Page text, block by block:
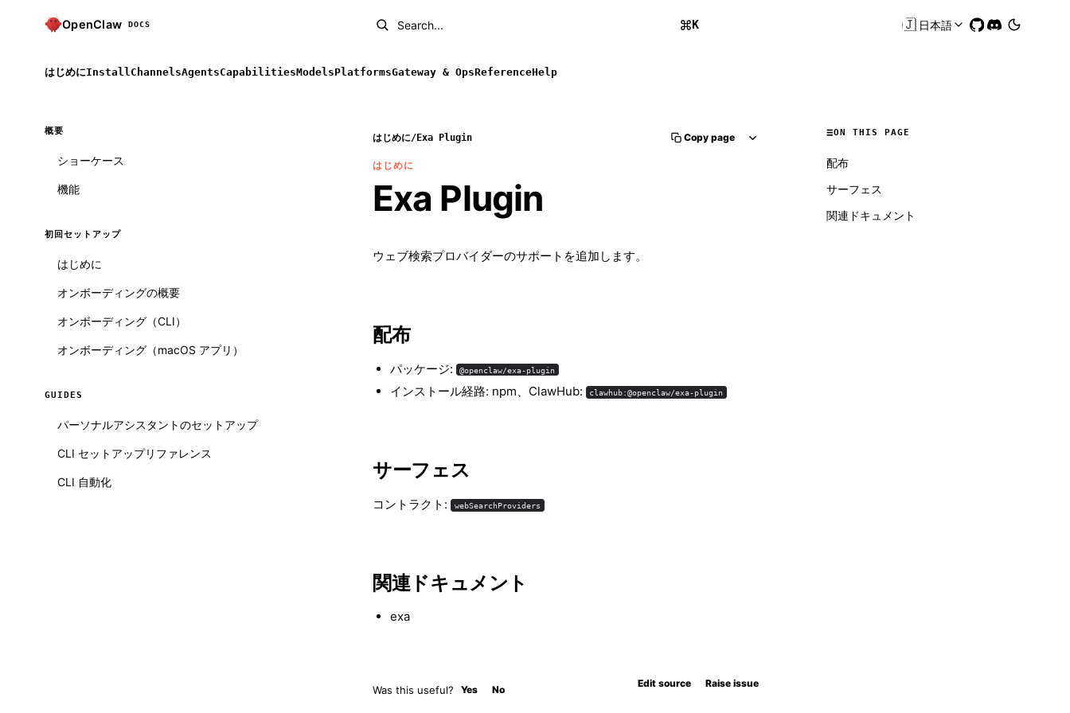
OpenClaw DOCS Search... K 🇯🇵日本語
はじめにInstall ChannelsAgentsCapabilitiesModelsPlatformsGateway & OpsReferenceHelp
概要
ショーケース
機能
初回セットアップ
はじめに
オンボーディングの概要
オンボーディング（CLI）
オンボーディング（macOS アプリ）
GUIDES
パーソナルアシスタントのセットアップ
CLI セットアップリファレンス
CLI 自動化
はじめに/Exa Plugin Copy page
はじめに
Exa Plugin
ウェブ検索プロバイダーのサポートを追加します。
配布
パッケージ: @openclaw/exa-plugin
インストール経路: npm、ClawHub: clawhub:@openclaw/exa-plugin
サーフェス
コントラクト: webSearchProviders
関連ドキュメント
exa
Was this useful? Yes No
Edit source Raise issue
ON THIS PAGE
配布
サーフェス
関連ドキュメント